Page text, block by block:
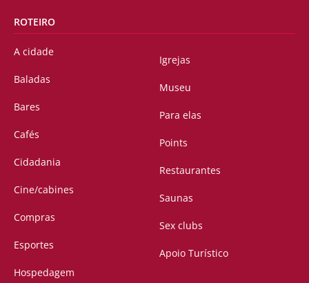
ROTEIRO
A cidade
Baladas
Bares
Cafés
Cidadania
Cine/cabines
Compras
Esportes
Hospedagem
Igrejas
Museu
Para elas
Points
Restaurantes
Saunas
Sex clubs
Apoio Turístico